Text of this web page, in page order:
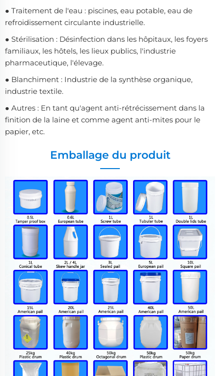
● Traitement de l'eau : piscines, eau potable, eau de
refroidissement circulante industrielle.
● Stérilisation : Désinfection dans les hôpitaux, les foyers
familiaux, les hôtels, les lieux publics, l'industrie
pharmaceutique, l'élevage.
● Blanchiment : Industrie de la synthèse organique,
industrie textile.
● Autres : En tant qu'agent anti-rétrécissement dans la
finition de la laine et comme agent anti-mites pour le
papier, etc.
Emballage du produit